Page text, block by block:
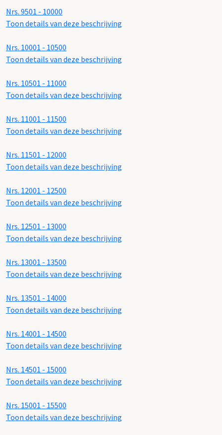
Nrs. 9501 - 10000
Toon details van deze beschrijving
Nrs. 10001 - 10500
Toon details van deze beschrijving
Nrs. 10501 - 11000
Toon details van deze beschrijving
Nrs. 11001 - 11500
Toon details van deze beschrijving
Nrs. 11501 - 12000
Toon details van deze beschrijving
Nrs. 12001 - 12500
Toon details van deze beschrijving
Nrs. 12501 - 13000
Toon details van deze beschrijving
Nrs. 13001 - 13500
Toon details van deze beschrijving
Nrs. 13501 - 14000
Toon details van deze beschrijving
Nrs. 14001 - 14500
Toon details van deze beschrijving
Nrs. 14501 - 15000
Toon details van deze beschrijving
Nrs. 15001 - 15500
Toon details van deze beschrijving